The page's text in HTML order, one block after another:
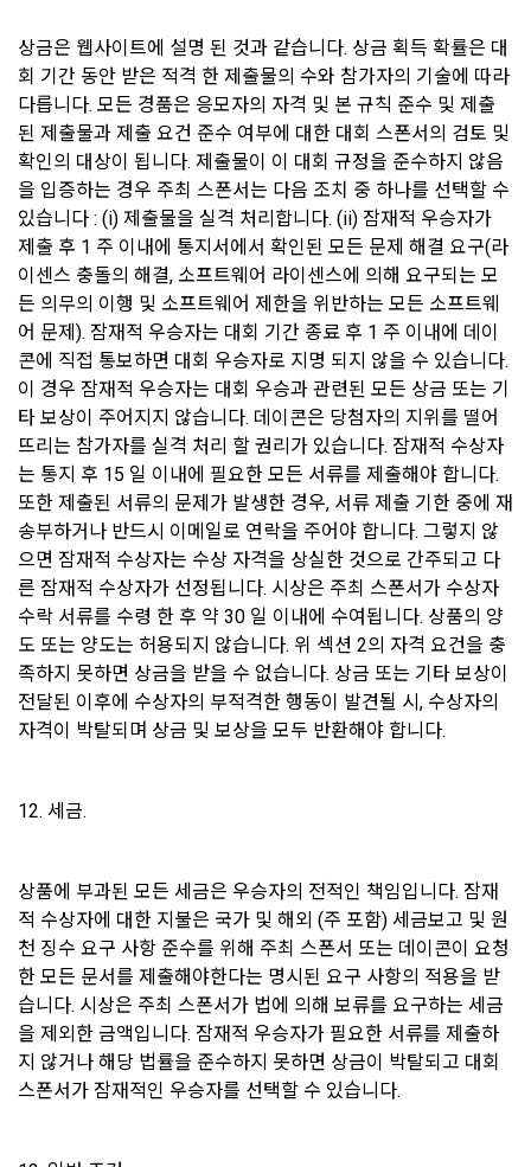
제 11 조 (지급방법)
“사이트”에서 구매한 재화 및 서비스에 대한 대금지급방법은 다
음 각 호의 방법 중 가용한 방법으로 할 수 있다. 단, “회사”는 이
용자의 지급방법에 대하여 재화 및 서비스 등의 대금에 어떠한
명목의 수수료도 추가하여 징수할 수 없다.
가. 폰 뱅킹, 인터넷 뱅킹, 메일 뱅킹 등의 각종 계좌이체
나. 선불카드, 직불카드, 신용카드 등의 각종 카드 결제
다. 온라인 무통장 입금
라. 전자화폐에 의한 결제
마. 마일리지 등 “사이트”가 지급한 포인트에 의한 결제
바. “사이트”와 계약을 맺었거나 “사이트”가 인정한 상품권에 의
한 결제
사. 기타 전자적 지급 방법에 의한 대금 지급 등
제 12 조 (수신확인통지․구매 신청 변경 및 취소)
1. “사이트”는 이용자의 구매 신청이 있는 경우 이용자에게 수신
확인통지를 한다.
2. 수신확인통지를 받은 이용자는 의사표시의 불일치 등이 있는
경우에는 수신확인통지를 받은 후 즉시 구매 신청 변경 및 취소
를 요청할 수 있고 “사이트”는 제공 전에 이용자의 요청이 있는
경우에는 지체 없이 그 요청에 따라 처리하여야 한다. 다만 이미
“사이트”는 이용자와 재화 및 서비스 등의 공급 시기에 관하여
별도의 약정이 없는 이상, 이용자가 청약을 한 날부터 재화 및 서
비스 등을 제공할 수 있도록 필요한 조치를 취한다. “사이트”는
이용자가 재화 및 서비스 등의 제공 절차 및 진행 사항을 확인할
수 있도록 적절한 조치를 한다.
제14조(취소 및 환불)
이용자는 구매한 “서비스” 사용을 아직 개시하지 않고 주문이
-개인 정보를 제공 받는자 : 기업회원
-개인정보를 제공받는 자의 개인정보 이용 목적 : 채용을 위한
적합자 확인
-제공하는 개인정보의 항목 : 데이콘 인재풀 등록시 수집하는 항
목
-개인정보를 제공받는 자의 개인정보 보유 및 이용기간 : 제휴
계약 종료 시
2) 채용에 지원하는 경우
이용자가 데이콘을 통해 채용 서비스에 지원하는 경우, 채용 절
차 진행을 위해 채용 의뢰 ‘기업 회원’에게 이용자의 연락처 등
개인정보를 제공.
3) 매각, 인수합병
서비스 제공자의 권리, 의무가 승계 또는 이전되는 경우 이를 반
드시 사전에 고지하며 이용자의 개인정보에 대한 동의철회의 선
택권을 부여합니다.
4) 다만, 아래의 경우에는 예외로 합니다.
관계법령에 의거하거나, 수사 목적으로 법령에 정해진 절차와
방법에 따라 수사기관의 요구가 있는 경우
1) 국외 기업 회원
있으며, 제휴를 통한 변동사항 발생 시 사전공지 합니다. 이 경우
개별적인 동의를 구하는 절차를 거치며, 동의가 없는 경우에는
제공하지 않습니다.
-개인 정보를 제공 받는자 : 국외 기업회원
-개인정보를 제공받는 자의 개인정보 이용 목적 : 국외채용을 위
한 적합자 확인
-제공하는 개인정보의 항목 : 데이콘 인재풀 등록시 수집되는 항
상금은 웹사이트에 설명 된 것과 같습니다. 상금 획득 확률은 대
회 기간 동안 받은 적격 한 제출물의 수와 참가자의 기술에 따라
다릅니다. 모든 경품은 응모자의 자격 및 본 규칙 준수 및 제출
된 제출물과 제출 요건 준수 여부에 대한 대회 스폰서의 검토 및
확인의 대상이 됩니다. 제출물이 이 대회 규정을 준수하지 않음
을 입증하는 경우 주최 스폰서는 다음 조치 중 하나를 선택할 수
있습니다 : (i) 제출물을 실격 처리합니다. (ii) 잠재적 우승자가
제출 후 1 주 이내에 통지서에서 확인된 모든 문제 해결 요구(라
이센스 충돌의 해결, 소프트웨어 라이센스에 의해 요구되는 모
든 의무의 이행 및 소프트웨어 제한을 위반하는 모든 소프트웨
어 문제). 잠재적 우승자는 대회 기간 종료 후 1 주 이내에 데이
콘에 직접 통보하면 대회 우승자로 지명 되지 않을 수 있습니다.
이 경우 잠재적 우승자는 대회 우승과 관련된 모든 상금 또는 기
타 보상이 주어지지 않습니다. 데이콘은 당첨자의 지위를 떨어
뜨리는 참가자를 실격 처리 할 권리가 있습니다. 잠재적 수상자
또한 제출된 서류의 문제가 발생한 경우, 서류 제출 기한 중에 재
송부하거나 반드시 이메일로 연락을 주어야 합니다. 그렇지 않
으면 잠재적 수상자는 수상 자격을 상실한 것으로 간주되고 다
른 잠재적 수상자가 선정됩니다. 시상은 주최 스폰서가 수상자
수락 서류를 수령 한 후 약 30 일 이내에 수여됩니다. 상품의 양
도 또는 양도는 허용되지 않습니다. 위 섹션 2의 자격 요건을 충
족하지 못하면 상금을 받을 수 없습니다. 상금 또는 기타 보상이
전달된 이후에 수상자의 부적격한 행동이 발견될 시, 수상자의
자격이 박탈되며 상금 및 보상을 모두 반환해야 합니다.
12. 세금.
상품에 부과된 모든 세금은 우승자의 전적인 책임입니다. 잠재
적 수상자에 대한 지불은 국가 및 해외 (주 포함) 세금보고 및 원
천 징수 요구 사항 준수를 위해 주최 스폰서 또는 데이콘이 요청
한 모든 문서를 제출해야한다는 명시된 요구 사항의 적용을 받
습니다. 시상은 주최 스폰서가 법에 의해 보류를 요구하는 세금
을 제외한 금액입니다. 잠재적 우승자가 필요한 서류를 제출하
지 않거나 해당 법률을 준수하지 못하면 상금이 박탈되고 대회
스폰서가 잠재적인 우승자를 선택할 수 있습니다.